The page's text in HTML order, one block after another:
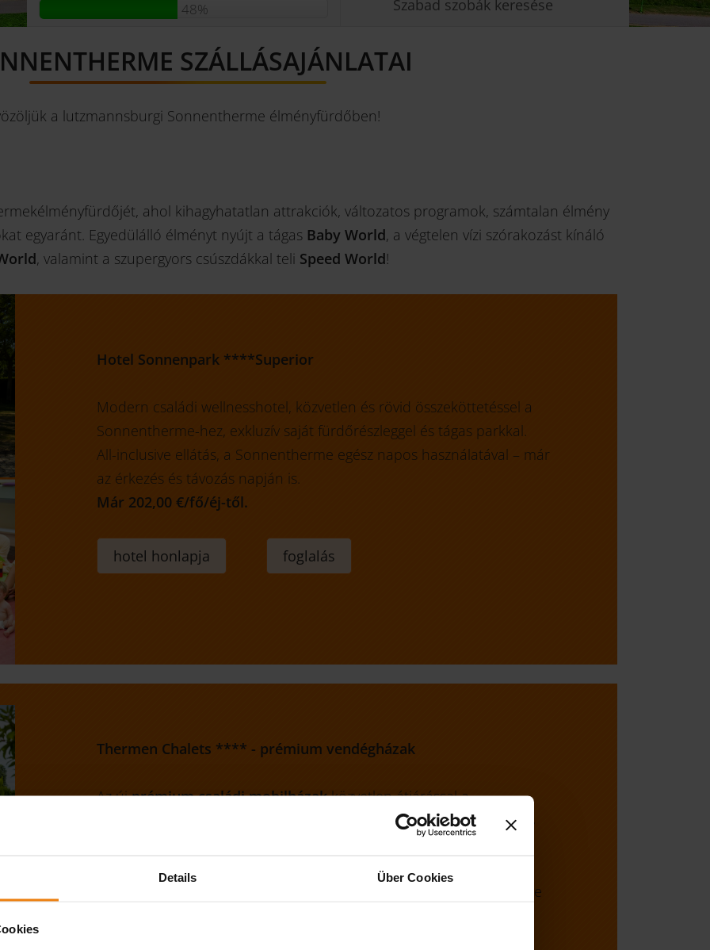
Details Über Cookies
48% Szabad szobák keresése
SZÁLLÁSAJÁNLATAI
a lutzmannsburgi Sonnentherme élményfürdőben!
ahol kihagyhatatlan attrakciók, változatos programok, számtalan élmény
egyaránt. Egyedülálló élményt nyújt a tágas Baby World, a végtelen vízi szórakozást kínáló
, valamint a szupergyors csúszdákkal teli Speed World!
Hotel Sonnenpark ****Superior
Modern családi wellnesshotel, közvetlen és rövid összeköttetéssel a
Sonnentherme-hez, exkluzív saját fürdőrészleggel és tágas parkkal.
All-inclusive ellátás, a Sonnentherme egész napos használatával – már
az érkezés és távozás napján is.
Már 202,00 €/fő/éj-től.
hotel honlapja foglalás
Thermen Chalets **** - prémium vendégházak
Az újprémium családi mobilházakközvetlen átjárással a
Sonnentherme szabadtéri részén egész évben kényelmes, otthonos
pihenést biztosítanak a tökéletes családi nyaraláshoz
, valamint a Sonnentherme